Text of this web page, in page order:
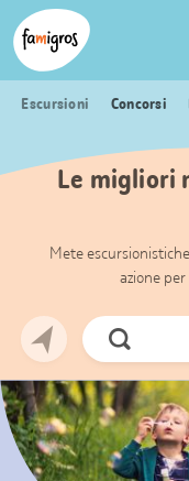
Navigazione
segnalibri
Header
Logo
Escursioni Concorsi
Le migliori
Mete
azione
Cerca
ora